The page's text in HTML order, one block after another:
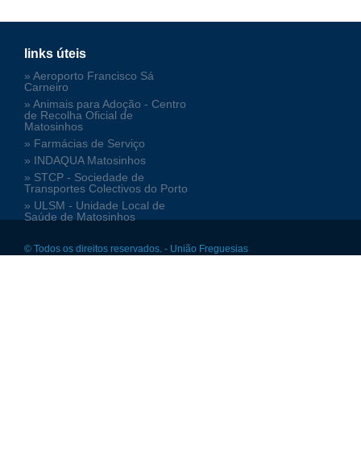
links úteis
» Aeroporto Francisco Sá
Carneiro
» Animais para Adoção - Centro
de Recolha Oficial de
Matosinhos
» Farmácias de Serviço
» INDAQUA Matosinhos
» STCP - Sociedade de
Transportes Colectivos do Porto
» ULSM - Unidade Local de
Saúde de Matosinhos
© Todos os direitos reservados. - União Freguesias